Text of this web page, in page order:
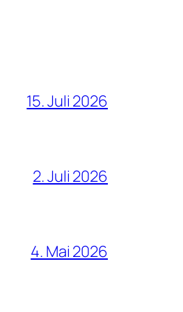
15. Juli 2026
2. Juli 2026
4. Mai 2026